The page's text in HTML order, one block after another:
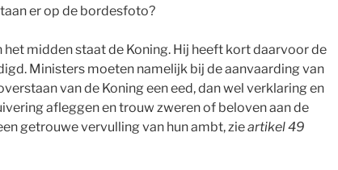
er op de bordesfoto?
het midden staat de Koning. Hij heeft kort daarvoor de
Ministers moeten namelijk bij de aanvaarding van
van de Koning een eed, dan wel verklaring en
afleggen en trouw zweren of beloven aan de
getrouwe vervulling van hun ambt, zieartikel 49